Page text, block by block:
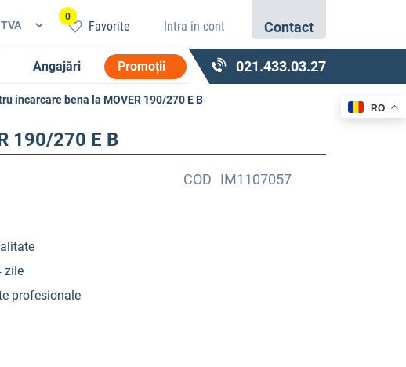
Favorite
0
Intra in cont Contact
Angajări Promoții 021.433.03.27
incarcare bena la MOVER 190/270 E B
190/270 E B
zile
profesionale
COD IM1107057
RO